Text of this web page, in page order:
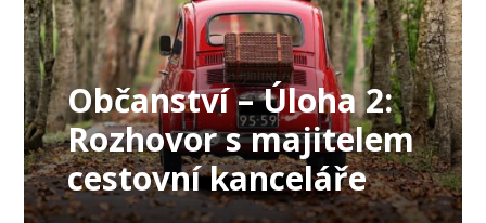
Občanství – Úloha 2:
Rozhovor s majitelem
cestovní kanceláře